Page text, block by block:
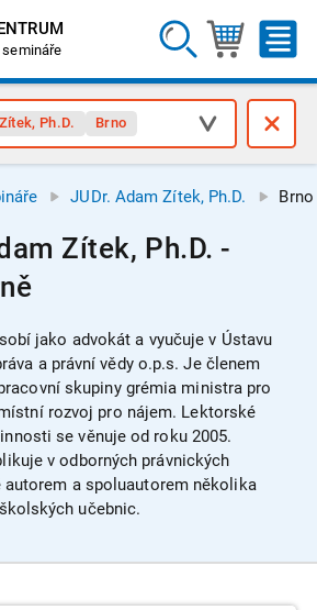
semináře
Ph.D. Brno
JUDr. Adam Zítek, Ph.D. Brno
Zítek, Ph.D. -
jako advokát a vyučuje v Ústavu
a právní vědy o.p.s. Je členem
skupiny grémia ministra pro
rozvoj pro nájem. Lektorské
se věnuje od roku 2005.
v odborných právnických
autorem a spoluautorem několika
učebnic.